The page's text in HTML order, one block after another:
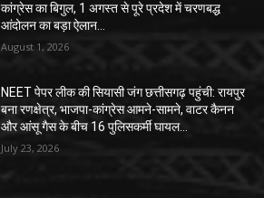
कांग्रेस का बिगुल, 1 अगस्त से पूरे प्रदेश में चरणबद्ध
आंदोलन का बड़ा ऐलान…
August 1, 2026
NEET पेपर लीक की सियासी जंग छत्तीसगढ़ पहुंची: रायपुर
बना रणक्षेत्र, भाजपा-कांग्रेस आमने-सामने, वाटर कैनन
और आंसू गैस के बीच 16 पुलिसकर्मी घायल…
July 23, 2026